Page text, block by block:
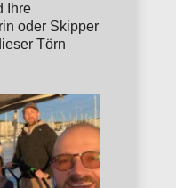
Ihre
oder Skipper
Törn